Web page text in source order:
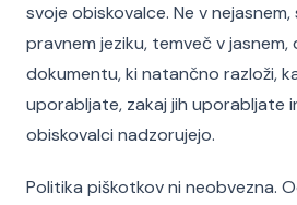
svoje obiskovalce. Ne v
pravnem jeziku, temveč v
dokumentu, ki natančno razloži,
uporabljate, zakaj jih uporabljate
obiskovalci nadzorujejo.
Politika piškotkov ni neobvezna.